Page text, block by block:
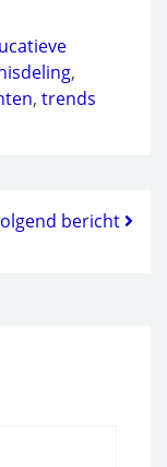
,
, trends
bericht